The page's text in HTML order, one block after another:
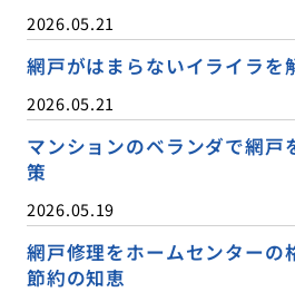
2026.05.21
網戸がはまらないイライラを
2026.05.21
マンションのベランダで網戸
策
2026.05.19
網戸修理をホームセンターの
節約の知恵